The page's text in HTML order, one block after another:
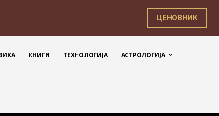
ЦЕНОВНИК
КНИГИ ТЕХНОЛОГИЈА АСТРОЛОГИЈА